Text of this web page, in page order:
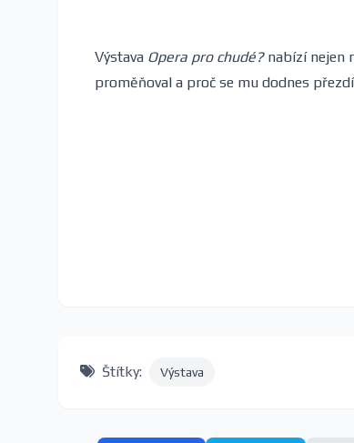
Výstava Opera pro chudé?nabízí nejen
proměňoval a proč se mu dodnes
Štítky: Výstava